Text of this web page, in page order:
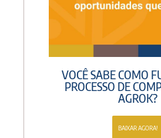
VOCÊ SABE COMO
PROCESSO DE
AGROK?
BAIXAR AGORA!